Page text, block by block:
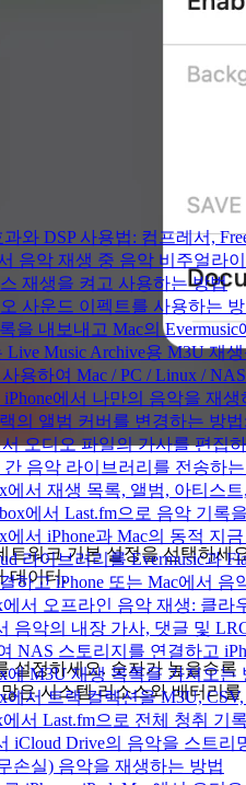
와 DSP 사용법: 컴프레서,
음악 재생 중 음악 비주얼라
재생을 켜고 사용하는 방법
사운드 이펙트를 사용하는
을 내보내고 Mac의
Live Music Archive용 M3U 재
용하여 Mac / PC / Linux /
iPhone에서 나만의 음악을 재
의 앨범 커버를 변경하는 방
오디오 파일의 가사를 편집
간 음악 라이브러리를 전송하
에서 재생 목록, 앨범, 아티스
에서 Last.fm으로 음악 기록
에서 iPhone과 Mac의 동적 지
라이브러리를 Evermusic과
하고 iPhone 또는 Mac에서 음
에서 오프라인 음악 재생: 클
음악의 내장 가사, 댓글 및
NAS 스토리지를 연결하고
에 M3U 재생 목록을 가져오는
에서 트랙 컬렉션을 M3U,
에서 Last.fm으로 전체 청취 기
iCloud Drive의 음악을 스트리
손실) 음악을 재생하는 방법
트워크 기본 설정을 선택하세
데이터.
설정하세요. 숫자가 높을수록
은 시스템 리소스와 배터리를